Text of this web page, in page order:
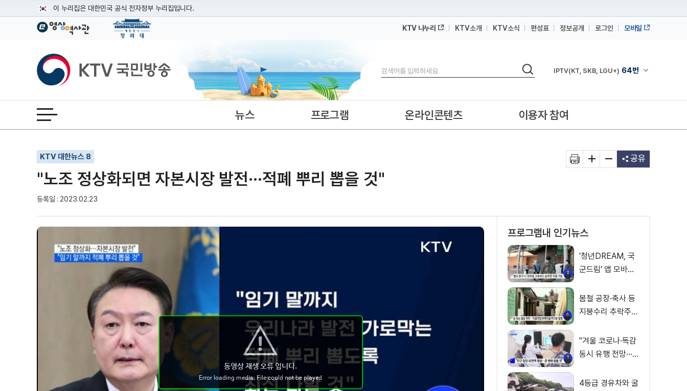
이 누리집은 대한민국 공식 전자정부 누리집입니다.
공식 누리집 주소 확인하기
이밖에 or.kr 또는 .kr등 다른 도메인 주소를 사용하고 있다면 아래 URL에서 도메인 주소를 확인해 보세요
운영중인 공식 누리집보기
KTV 나누리 KTV소개 KTV소식 편성표 정보공개 로그인 모바일
KTV국민방송
검색
검색 채널안내 펼쳐
IPTV(KT, SKB, LGU+) 64번
IPTV(KT, SKB, LGU+)
전체메뉴 열기 뉴스 프로그램 온라인콘텐츠 이용자 참여
KTV 대한뉴스 8
"노조 정상화되면 자본시장 발전···적폐 뿌리 뽑을 것"
등록일 : 2023.02.23
기사인쇄
글자확대
글자축소 공유
프로그램내 인기뉴스
'청년DREAM, 국
군드림' 앱 모바일
서비스 개시
봄철 공장·축사 등
지붕수리 추락주의
"겨울 코로나·독감
동시 유행 전망···대
4등급 경유차와 굴